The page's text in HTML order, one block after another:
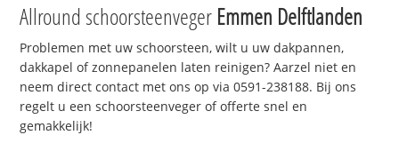
Allround schoorsteenveger Emmen Delftlanden
Problemen met uw schoorsteen, wilt u uw dakpannen,
dakkapel of zonnepanelen laten reinigen? Aarzel niet en
neem direct contact met ons op via 0591-238188. Bij ons
regelt u een schoorsteenveger of offerte snel en
gemakkelijk!